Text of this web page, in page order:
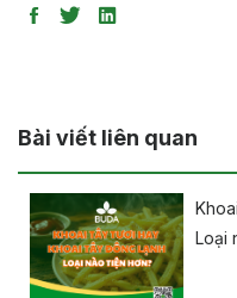
Bài viết liên quan
Loại